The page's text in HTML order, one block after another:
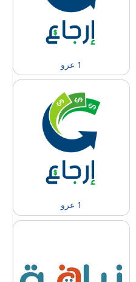
1 عرو
1 عرو